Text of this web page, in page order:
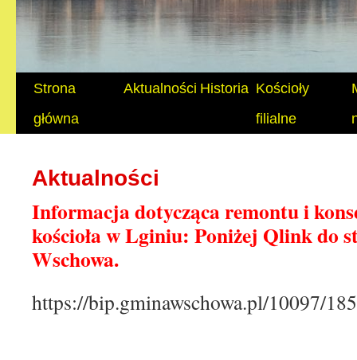
Przeskocz
do
Strona
główna
Aktualności Historia Kościoły
filialne
Aktualności
Informacja dotycząca remontu i
kościoła w Lginiu: Poniżej Qlink do
Wschowa.
https://bip.gminawschowa.pl/10097/